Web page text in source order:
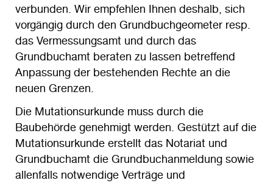
verbunden. Wir empfehlen Ihnen deshalb, sich
vorgängig durch den Grundbuchgeometer resp.
das Vermessungsamt und durch das
Grundbuchamt beraten zu lassen betreffend
Anpassung der bestehenden Rechte an die
neuen Grenzen.
Die Mutationsurkunde muss durch die
Baubehörde genehmigt werden. Gestützt auf die
Mutationsurkunde erstellt das Notariat und
Grundbuchamt die Grundbuchanmeldung sowie
allenfalls notwendige Verträge und